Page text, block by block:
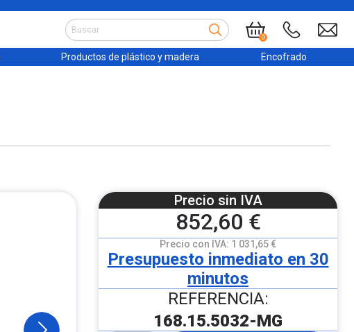
0
Productos de plástico y madera Encofrado
Precio sin IVA
852,60 €
Precio con IVA: 1 031,65 €
Presupuesto inmediato en 30
minutos
REFERENCIA:
168.15.5032-MG